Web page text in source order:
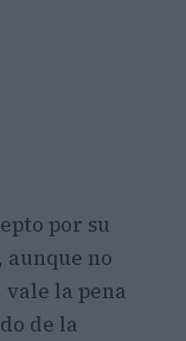
por su
no
la pena
de la